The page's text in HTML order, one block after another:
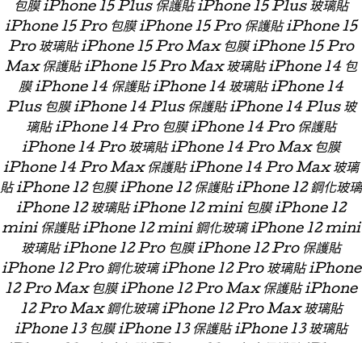
包膜 iPhone 15 Plus 保護貼 iPhone 15 Plus 玻璃貼
iPhone 15 Pro 包膜 iPhone 15 Pro 保護貼 iPhone 15
Pro 玻璃貼 iPhone 15 Pro Max 包膜 iPhone 15 Pro
Max 保護貼 iPhone 15 Pro Max 玻璃貼 iPhone 14 包
膜 iPhone 14 保護貼 iPhone 14 玻璃貼 iPhone 14
Plus 包膜 iPhone 14 Plus 保護貼 iPhone 14 Plus 玻
璃貼 iPhone 14 Pro 包膜 iPhone 14 Pro 保護貼
iPhone 14 Pro 玻璃貼 iPhone 14 Pro Max 包膜
iPhone 14 Pro Max 保護貼 iPhone 14 Pro Max 玻璃
貼 iPhone 12 包膜 iPhone 12 保護貼 iPhone 12 鋼化玻璃
iPhone 12 玻璃貼 iPhone 12 mini 包膜 iPhone 12
mini 保護貼 iPhone 12 mini 鋼化玻璃 iPhone 12 mini
玻璃貼 iPhone 12 Pro 包膜 iPhone 12 Pro 保護貼
iPhone 12 Pro 鋼化玻璃 iPhone 12 Pro 玻璃貼 iPhone
12 Pro Max 包膜 iPhone 12 Pro Max 保護貼 iPhone
12 Pro Max 鋼化玻璃 iPhone 12 Pro Max 玻璃貼
iPhone 13 包膜 iPhone 13 保護貼 iPhone 13 玻璃貼